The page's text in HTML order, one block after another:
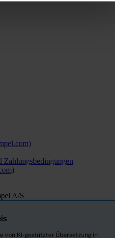
Zahlungsbedingungen
A/S
von KI-gestützter Übersetzung in